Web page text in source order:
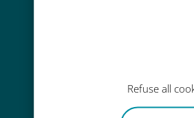
Refuse all